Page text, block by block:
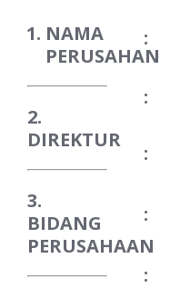
NAMA
PERUSAHAN
2.
DIREKTUR
3.
BIDANG
PERUSAHAAN
:
:
:
:
: